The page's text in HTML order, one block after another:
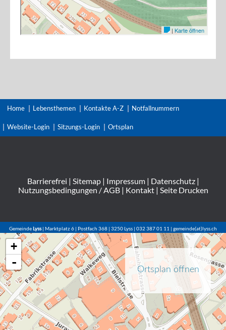
Home Lebensthemen Kontakte A-Z Notfallnummern
Website-Login Sitzungs-Login Ortsplan
Barrierefrei | Sitemap| Impressum| Datenschutz|
Nutzungsbedingungen / AGB| Kontakt| Seite Drucken
GemeindeLyss| Marktplatz 6 | Postfach 368 | 3250 Lyss | 032 387 01 11 | gemeinde(at)lyss.ch